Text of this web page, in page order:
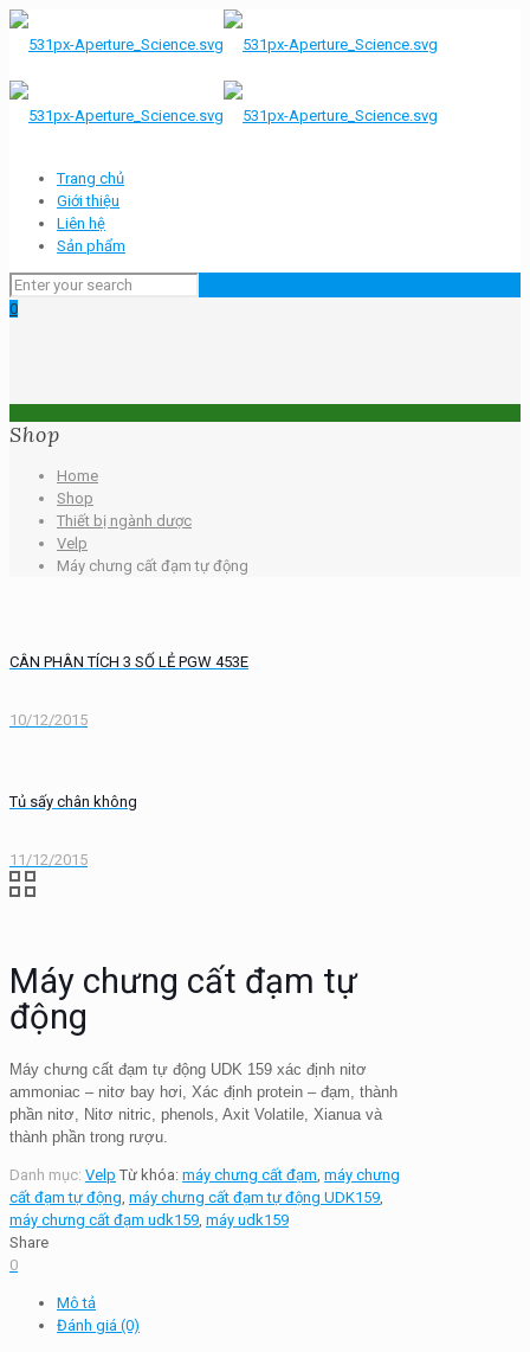
Trang chủ
Giới thiệu
Liên hệ
Sản phẩm
0
Shop
Home
Shop
Thiết bị ngành dược
Velp
Máy chưng cất đạm tự động
CÂN PHÂN TÍCH 3 SỐ LẺ PGW 453E
10/12/2015
Tủ sấy chân không
11/12/2015
Máy chưng cất đạm tự
động
Máy chưng cất đạm tự động UDK 159 xác định nitơ
ammoniac – nitơ bay hơi, Xác định protein – đạm, thành
phần nitơ, Nitơ nitric, phenols, Axit Volatile, Xianua và
thành phần trong rượu.
Danh mục: Velp Từ khóa: máy chưng cất đạm máy chưng
cất đạm tự động máy chưng cất đạm tự động UDK159
máy chưng cất đạm udk159 máy udk159
Share
0
Mô tả
Đánh giá (0)